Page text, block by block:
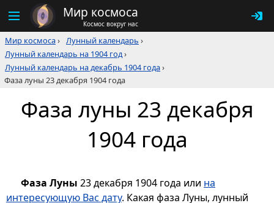
Мир космоса
Космос вокруг нас
Мир космоса› Лунный календарь ›
Лунный календарь на 1904 год›
Лунный календарь на декабрь 1904 года›
Фаза луны 23 декабря 1904 года
Фаза луны 23 декабря
1904 года
Фаза Луны 23 декабря 1904 года или на
интересующую Вас дату. Какая фаза Луны, лунный